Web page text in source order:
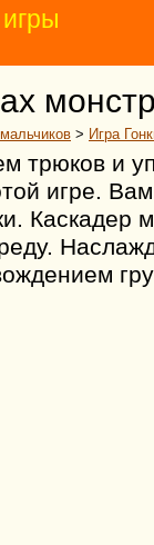
> Игра
трюков и
игре.
Каскадер